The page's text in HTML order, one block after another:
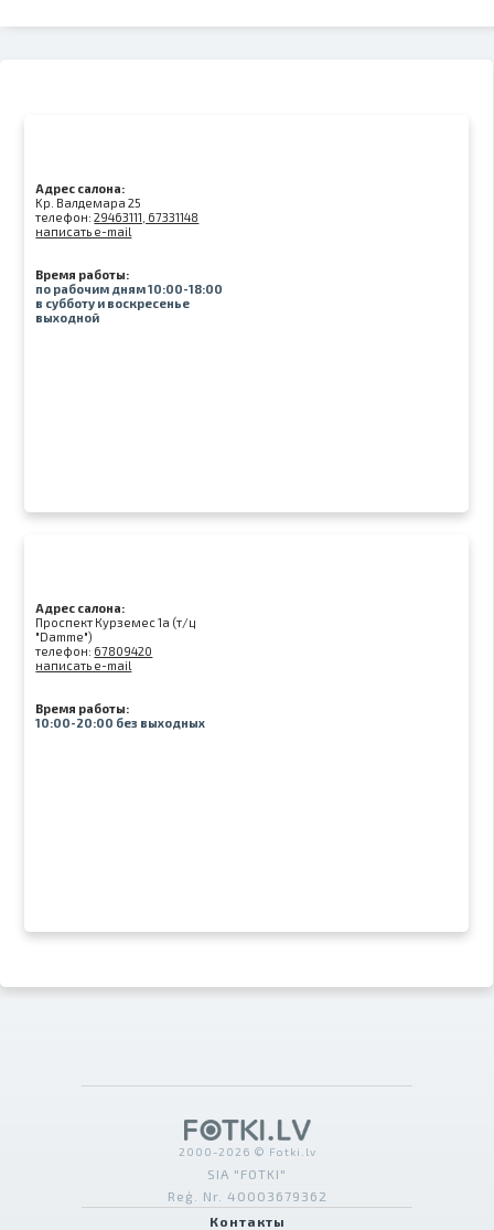
Адрес салона:
Kр. Валдемара 25
телефон:29463111, 67331148
написать e-mail
Время работы:
по рабочим дням 10:00-18:00
в субботу и воскресенье
выходной
Адрес салона:
Проспект Курземес 1а (т/ц
"Damme")
телефон: 67809420
написать e-mail
Время работы:
10:00-20:00 без выходных
2000-2026 © Fotki.lv
SIA "FOTKI"
Reģ. Nr. 40003679362
Контакты